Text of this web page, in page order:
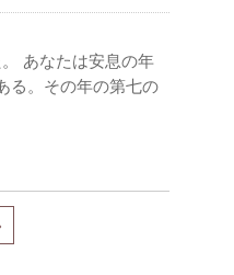
あなたは安息の年
る。その年の第七の